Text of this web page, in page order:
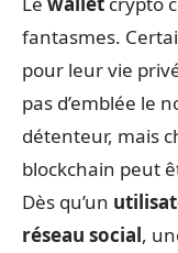
fantasmes.
pour leur vie
pas d’emblée le
détenteur, mais
blockchain peut
Dès qu’un
réseau social,